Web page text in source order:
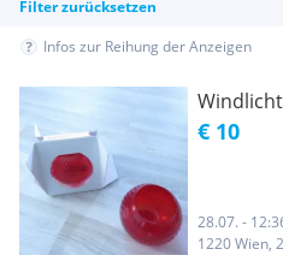
Filter zurücksetzen
Infos zur Reihung der Anzeigen
€ 10
28.07. -
1220 Wien,